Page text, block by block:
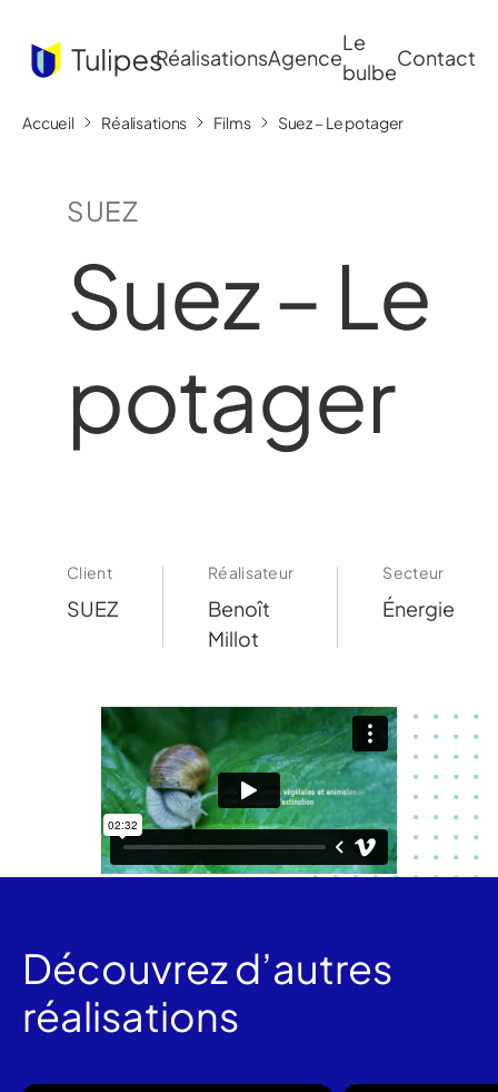
RéalisationsAgence
Le
bulbe
Contact
Accueil Réalisations Films Suez – Le potager
SUEZ
Suez – Le
potager
Client
SUEZ
Réalisateur
Benoît
Millot
Secteur
Énergie
Découvrez d’autres
réalisations